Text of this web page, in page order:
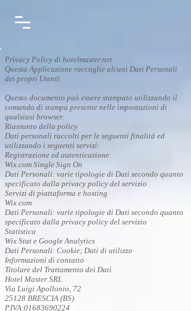
Privacy Policy di hotelmaster.net
Questa Applicazione raccoglie alcuni Dati Personali
dei propri Utenti.
Questo documento può essere stampato utilizzando il
comando di stampa presente nelle impostazioni di
qualsiasi browser.
Riassunto della policy
Dati personali raccolti per le seguenti finalità ed
utilizzando i seguenti servizi:
Registrazione ed autenticazione
Wix.com Single Sign On
Dati Personali: varie tipologie di Dati secondo quanto
specificato dalla privacy policy del servizio
Servizi di piattaforma e hosting
Wix.com
Dati Personali: varie tipologie di Dati secondo quanto
specificato dalla privacy policy del servizio
Statistica
Wix Stat e Google Analytics
Dati Personali: Cookie; Dati di utilizzo
Informazioni di contatto
Titolare del Trattamento dei Dati
Hotel Master SRL
Via Luigi Apollonio, 72
25128 BRESCIA (BS)
P.IVA:01683690224